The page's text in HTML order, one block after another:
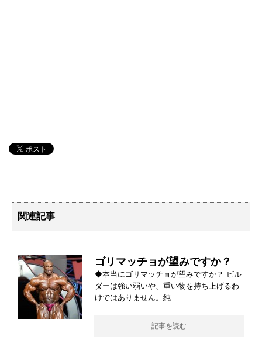
関連記事
ゴリマッチョが望みですか？
◆本当にゴリマッチョが望みですか？ ビル
ダーは強い弱いや、重い物を持ち上げるわ
けではありません。純
記事を読む